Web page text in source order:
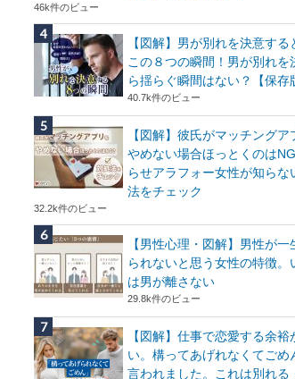
46k件のビュー
【図解】男が別れを決意する
この８つの瞬間！男が別れを
ら揺らぐ瞬間はない？【保存
40.7k件のビュー
【図解】彼氏がマッチングア
やめない場合ほっとくのは
らせアラフォー女性が知らな
法をチェック
32.2k件のビュー
【男性心理・図解】男性が一
られないと思う女性の特徴。
は男が離さない
29.8k件のビュー
【図解】仕事で恋愛する余裕
い。構ってあげれなくてごめ
言われました。これは別れる